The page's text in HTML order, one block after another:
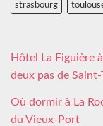
strasbourg
Hôtel La Figuière
deux pas de Saint-
Où dormir à La
du Vieux-Port